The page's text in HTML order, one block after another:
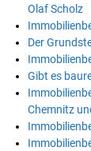
Olaf Scholz
Der
Gibt es
Chemnitz